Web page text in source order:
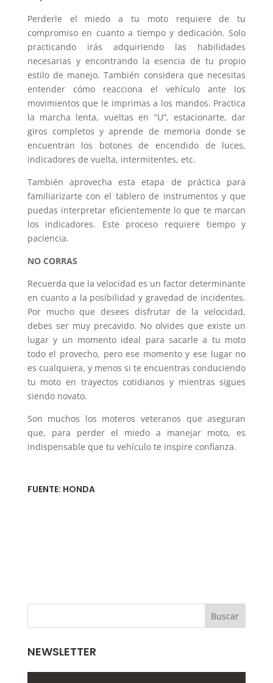
Perderle el miedo a tu moto requiere de tu
compromiso en cuanto a tiempo y dedicación. Solo
practicando irás adquiriendo las habilidades
necesarias y encontrando la esencia de tu propio
estilo de manejo. También considera que necesitas
entender cómo reacciona el vehículo ante los
movimientos que le imprimas a los mandos. Practica
la marcha lenta, vueltas en “U”, estacionarte, dar
giros completos y aprende de memoria donde se
encuentran los botones de encendido de luces,
indicadores de vuelta, intermitentes, etc.
También aprovecha esta etapa de práctica para
familiarizarte con el tablero de instrumentos y que
puedas interpretar eficientemente lo que te marcan
los indicadores. Este proceso requiere tiempo y
paciencia.
NO CORRAS
Recuerda que la velocidad es un factor determinante
en cuanto a la posibilidad y gravedad de incidentes.
Por mucho que desees disfrutar de la velocidad,
debes ser muy precavido. No olvides que existe un
lugar y un momento ideal para sacarle a tu moto
todo el provecho, pero ese momento y ese lugar no
es cualquiera, y menos si te encuentras conduciendo
tu moto en trayectos cotidianos y mientras sigues
siendo novato.
Son muchos los moteros veteranos que aseguran
que, para perder el miedo a manejar moto, es
indispensable que tu vehículo te inspire confianza.
FUENTE: HONDA
NEWSLETTER